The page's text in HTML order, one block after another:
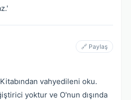
🔗 Paylaş
vahyedileni oku.
yoktur ve O'nun dışında